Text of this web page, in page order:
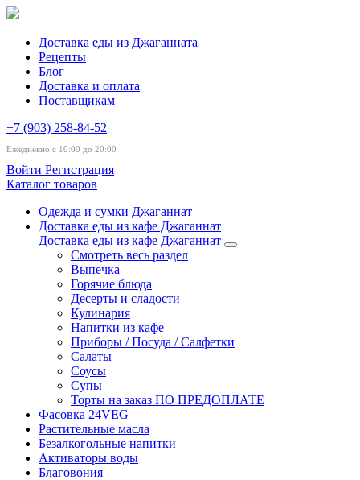
Доставка еды из Джаганната
Рецепты
Блог
Доставка и оплата
Поставщикам
+7 (903) 258-84-52
Ежедневно с 10:00 до 20:00
Войти Регистрация
Каталог товаров
Одежда и сумки Джаганнат
Доставка еды из кафе Джаганнат
Доставка еды из кафе Джаганнат
Смотреть весь раздел
Выпечка
Горячие блюда
Десерты и сладости
Кулинария
Напитки из кафе
Приборы / Посуда / Салфетки
Салаты
Соусы
Супы
Торты на заказ ПО ПРЕДОПЛАТЕ
Фасовка 24VEG
Растительные масла
Безалкогольные напитки
Активаторы воды
Благовония